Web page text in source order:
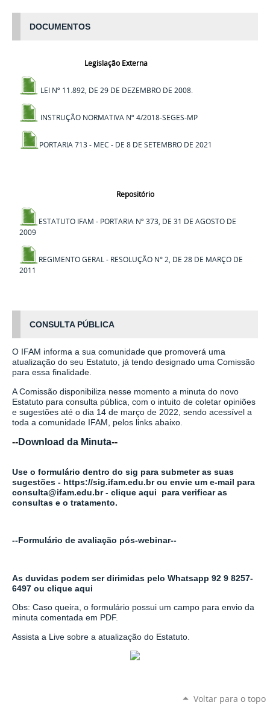
DOCUMENTOS
Legislação Externa
LEI Nº 11.892, DE 29 DE DEZEMBRO DE 2008.
INSTRUÇÃO NORMATIVA Nº 4/2018-SEGES-MP
PORTARIA 713 - MEC - DE 8 DE SETEMBRO DE 2021
Repositório
ESTATUTO IFAM - PORTARIA Nº 373, DE 31 DE AGOSTO DE
2009
REGIMENTO GERAL - RESOLUÇÃO N° 2, DE 28 DE MARÇO DE
2011
CONSULTA PÚBLICA
O IFAM informa a sua comunidade que promoverá uma
atualização do seu Estatuto, já tendo designado uma Comissão
para essa finalidade.
A Comissão disponibiliza nesse momento a minuta do novo
Estatuto para consulta pública, com o intuito de coletar opiniões
e sugestões até o dia 14 de março de 2022, sendo acessível a
toda a comunidade IFAM, pelos links abaixo.
--Download da Minuta--
Use o formulário dentro do sig para submeter as suas
sugestões - https://sig.ifam.edu.brou envie um e-mail para
consulta@ifam.edu.br - clique aqui para verificar as
consultas e o tratamento.
--Formulário de avaliação pós-webinar--
As duvidas podem ser dirimidas pelo Whatsapp 92 9 8257-
6497 ou clique aqui
Obs: Caso queira, o formulário possui um campo para envio da
minuta comentada em PDF.
Assista a Live sobre a atualização do Estatuto.
Voltar para o topo